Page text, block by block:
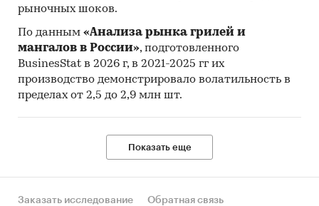
рыночных шоков.
По данным «Анализа рынка грилей и
мангалов в России», подготовленного
BusinesStat в 2026 г, в 2021-2025 гг их
производство демонстрировало волатильность в
пределах от 2,5 до 2,9 млн шт.
Показать еще
Заказать исследование
Обратная связь